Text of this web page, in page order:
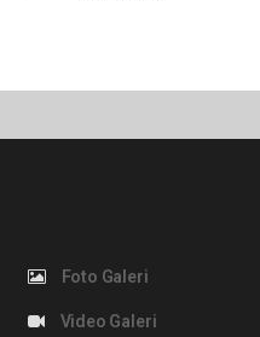
Foto Galeri
Video Galeri